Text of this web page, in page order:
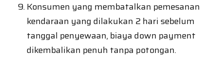
Konsumen yang membatalkan pemesanan
kendaraan yang dilakukan 2 hari sebelum
tanggal penyewaan, biaya down payment
dikembalikan penuh tanpa potongan.